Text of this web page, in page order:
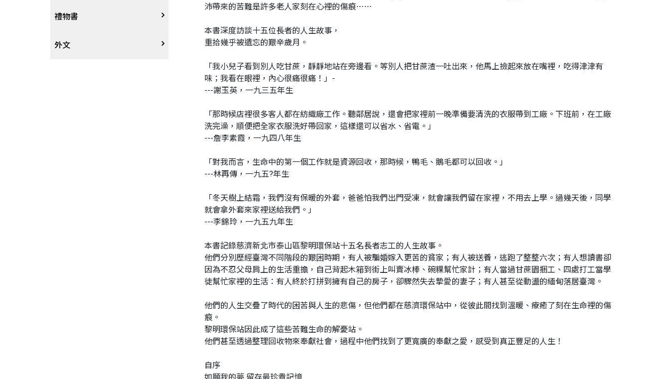
戲劇、舞蹈
動腦解謎
奇幻恐佈小說
推理小說
建築工藝
園藝
中港澳
日韓
中式
西式
禮物書
外文
沛帶來的苦難是許多老人家刻在心裡的傷痕⋯⋯
本書深度訪談十五位長者的人生故事，
重拾幾乎被遺忘的艱辛歲月。
「我小兒子看到別人吃甘蔗，靜靜地站在旁邊看。等別人把甘蔗渣一吐出來，他馬上撿起來放在嘴裡，吃得津津有
味；我看在眼裡，內心很痛很痛！」-
---謝玉英，一九三五年生
「那時候店裡很多客人都在紡織廠工作。聽鄰居說，還會把家裡前一晚準備要清洗的衣服帶到工廠。下班前，在工廠
洗完澡，順便把全家衣服洗好帶回家，這樣還可以省水、省電。」
---詹李素霞，一九四八年生
「對我而言，生命中的第一個工作就是資源回收，那時候，鴨毛、鵝毛都可以回收。」
---林再傳，一九五?年生
「冬天樹上結霜，我們沒有保暖的外套，爸爸怕我們出門受凍，就會讓我們留在家裡，不用去上學。過幾天後，同學
就會拿外套來家裡送給我們。」
---李錦玲，一九五九年生
本書記錄慈濟新北市泰山區黎明環保站十五名長者志工的人生故事。
他們分別歷經臺灣不同階段的艱困時期，有人被騙婚嫁入更苦的貧家；有人被送養，逃跑了整整六次；有人想讀書卻
因為不忍父母肩上的生活重擔，自己背起木箱到街上叫賣冰棒、碗粿幫忙家計；有人當過甘蔗園捆工、四處打工當學
徒幫忙家裡的生活：有人終於打拼到擁有自己的房子，卻驟然失去摯愛的妻子；有人甚至從動盪的緬甸落居臺灣。
他們的人生交疊了時代的困苦與人生的悲傷，但他們都在慈濟環保站中，從彼此間找到溫暖、療癒了刻在生命裡的傷
痕。
黎明環保站因此成了這些苦難生命的解憂站。
他們甚至透過整理回收物來奉獻社會，過程中他們找到了更寬廣的奉獻之愛，感受到真正豐足的人生！
自序